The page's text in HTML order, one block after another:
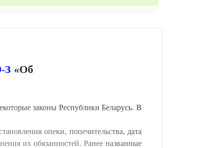
З «Об
законы Республики Беларусь. В
опеки, попечительства, дата
их обязанностей. Ранее названные